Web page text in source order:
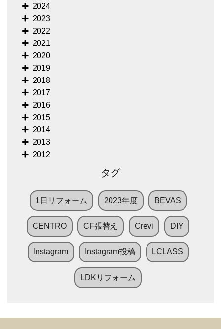
2024
2023
2022
2021
2020
2019
2018
2017
2016
2015
2014
2013
2012
タグ
1日リフォーム 2023年度 BEVAS
CENTRO CF張替え Crevi DIY
Instagram Instagram投稿 LCLASS
LDKリフォーム